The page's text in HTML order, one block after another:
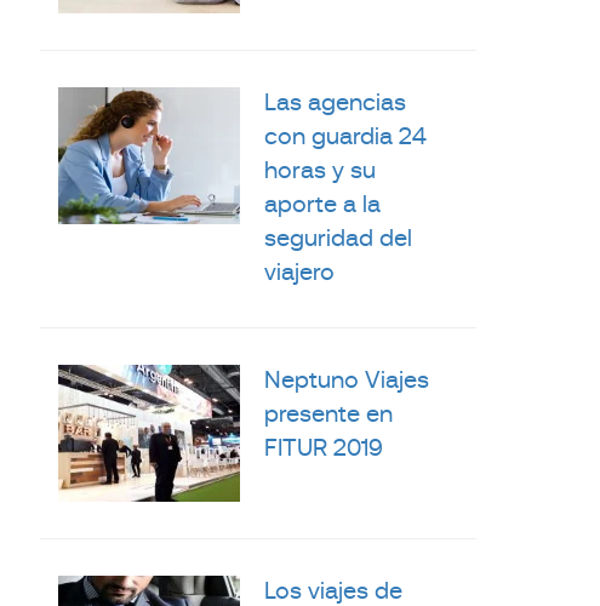
Las agencias
con guardia 24
horas y su
aporte a la
seguridad del
viajero
Neptuno Viajes
presente en
FITUR 2019
Los viajes de